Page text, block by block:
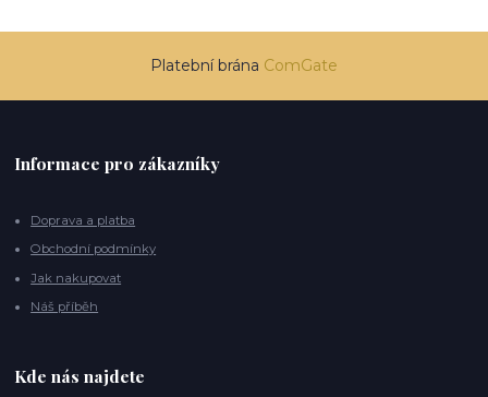
Platební brána ComGate
Informace pro zákazníky
Doprava a platba
Obchodní podmínky
Jak nakupovat
Náš příběh
Kde nás najdete